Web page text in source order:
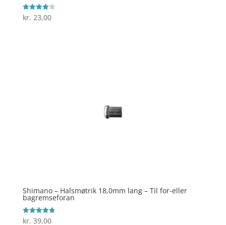
Vurderet
4.1
kr. 23,00
Shimano – Halsmøtrik 18,0mm lang – Til for-eller
bagremseforan
Vurderet
kr. 39,00